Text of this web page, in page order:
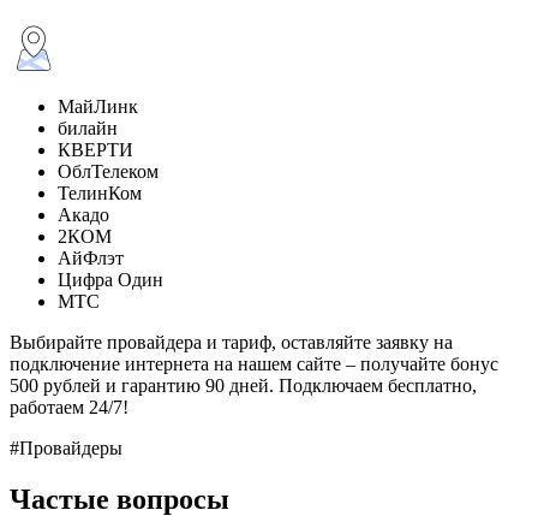
МайЛинк
билайн
КВЕРТИ
ОблТелеком
ТелинКом
Акадо
2КОМ
АйФлэт
Цифра Один
МТС
Выбирайте провайдера и тариф, оставляйте заявку на
подключение интернета на нашем сайте – получайте бонус
500 рублей и гарантию 90 дней. Подключаем бесплатно,
работаем 24/7!
#Провайдеры
Частые вопросы